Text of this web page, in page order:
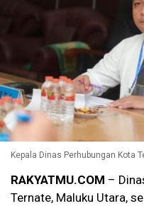
Kepala Dinas Perhubungan Kota
RAKYATMU.COM –
Ternate, Maluku Utara,